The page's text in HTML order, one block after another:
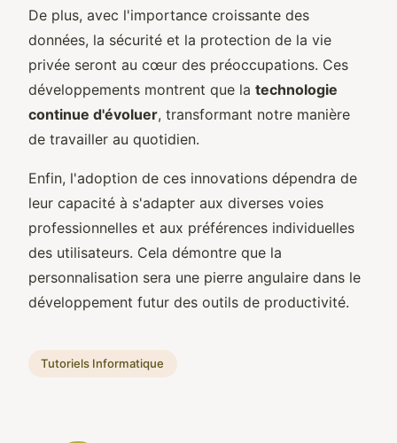
De plus, avec l'importance croissante des
données, la sécurité et la protection de la vie
privée seront au cœur des préoccupations. Ces
développements montrent que la technologie
continue d'évoluer, transformant notre manière
de travailler au quotidien.
Enfin, l'adoption de ces innovations dépendra de
leur capacité à s'adapter aux diverses voies
professionnelles et aux préférences individuelles
des utilisateurs. Cela démontre que la
personnalisation sera une pierre angulaire dans le
développement futur des outils de productivité.
Tutoriels Informatique